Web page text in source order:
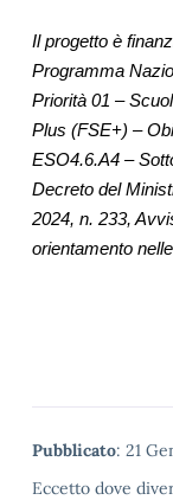
Il progetto è
Programma
Priorità 01 –
Plus (FSE+) –
ESO4.6.A4 –
Decreto del
2024, n. 233,
orientamento
Pubblicato: 21
Eccetto dove